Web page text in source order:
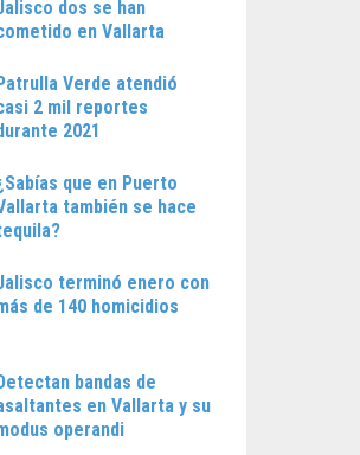
dos se han
en Vallarta
Verde atendió
2 mil reportes
2021
que en Puerto
también se hace
terminó enero con
de 140 homicidios
bandas de
en Vallarta y su
operandi